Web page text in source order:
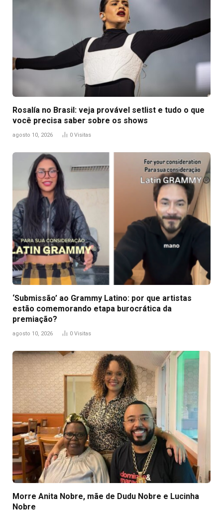
Rosalía no Brasil: veja provável setlist e tudo o que
você precisa saber sobre os shows
agosto 10, 2026 0 Visitas
‘Submissão’ ao Grammy Latino: por que artistas
estão comemorando etapa burocrática da
premiação?
agosto 10, 2026 0 Visitas
Morre Anita Nobre, mãe de Dudu Nobre e Lucinha
Nobre